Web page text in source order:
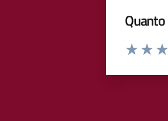
Valuta da 1